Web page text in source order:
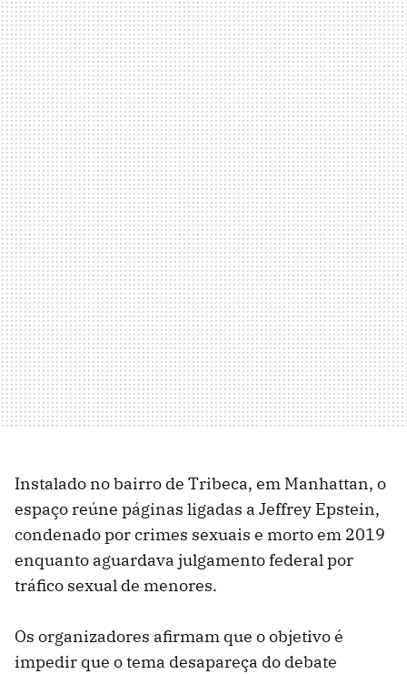
Instalado no bairro de Tribeca, em Manhattan, o
espaço reúne páginas ligadas a Jeffrey Epstein,
condenado por crimes sexuais e morto em 2019
enquanto aguardava julgamento federal por
tráfico sexual de menores.
Os organizadores afirmam que o objetivo é
impedir que o tema desapareça do debate